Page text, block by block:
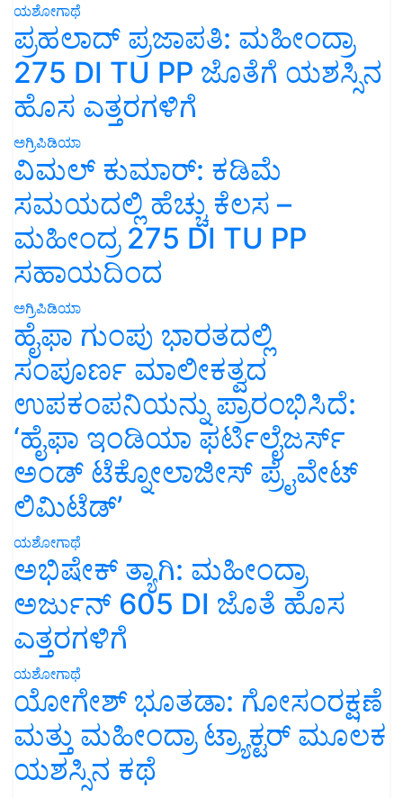
ಯಶೋಗಾಥೆ
ಪ್ರಹಲಾದ್ ಪ್ರಜಾಪತಿ: ಮಹೀಂದ್ರಾ
275 DI TU PP ಜೊತೆಗೆ ಯಶಸ್ಸಿನ
ಹೊಸ ಎತ್ತರಗಳಿಗೆ
ಅಗ್ರಿಪಿಡಿಯಾ
ವಿಮಲ್ ಕುಮಾರ್: ಕಡಿಮೆ
ಸಮಯದಲ್ಲಿ ಹೆಚ್ಚು ಕೆಲಸ –
ಮಹೀಂದ್ರ 275 DI TU PP
ಸಹಾಯದಿಂದ
ಅಗ್ರಿಪಿಡಿಯಾ
ಹೈಫಾ ಗುಂಪು ಭಾರತದಲ್ಲಿ
ಸಂಪೂರ್ಣ ಮಾಲೀಕತ್ವದ
ಉಪಕಂಪನಿಯನ್ನು ಪ್ರಾರಂಭಿಸಿದೆ:
‘ಹೈಫಾ ಇಂಡಿಯಾ ಫರ್ಟಿಲೈಜರ್ಸ್
ಅಂಡ್ ಟೆಕ್ನೋಲಾಜೀಸ್ ಪ್ರೈವೇಟ್
ಲಿಮಿಟೆಡ್’
ಯಶೋಗಾಥೆ
ಅಭಿಷೇಕ್ ತ್ಯಾಗಿ: ಮಹೀಂದ್ರಾ
ಅರ್ಜುನ್ 605 DI ಜೊತೆ ಹೊಸ
ಎತ್ತರಗಳಿಗೆ
ಯಶೋಗಾಥೆ
ಯೋಗೇಶ್ ಭೂತಡಾ: ಗೋಸಂರಕ್ಷಣೆ
ಮತ್ತು ಮಹೀಂದ್ರಾ ಟ್ರ್ಯಾಕ್ಟರ್ ಮೂಲಕ
ಯಶಸ್ಸಿನ ಕಥೆ